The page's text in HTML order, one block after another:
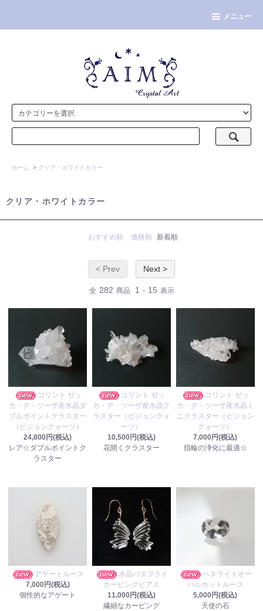
メニュー
ホーム > クリア・ホワイトカラー
クリア・ホワイトカラー
おすすめ順 価格順 新着順
< Prev Next >
全 282 商品 1 - 15 表示
コリント ゼッ
カ・デ・ソーザ産水晶ダ
ブルポイントクラスター
（ビジョンクォーツ）
24,800円(税込)
レア☆ダブルポイントク
ラスター
コリント ゼッ
カ・デ・ソーザ産水晶ク
ラスター（ビジョンクォ
ーツ）
10,500円(税込)
花開くクラスター
コリント ゼッ
カ・デ・ソーザ産水晶ミ
ニクラスター（ビジョン
クォーツ）
7,000円(税込)
指輪の浄化に最適☆
アゲートルース
7,000円(税込)
個性的なアゲート
水晶バタフライ
カービングピアス
11,000円(税込)
繊細なカービング
ペタライトオー
バルカットルース
5,000円(税込)
天使の石